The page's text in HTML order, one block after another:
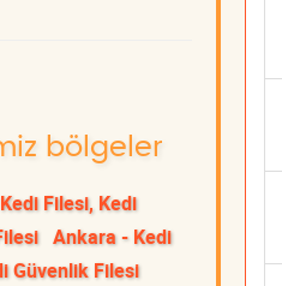
bölgeler
Filesi, Kedi
Ankara - Kedi
Güvenlik Filesi